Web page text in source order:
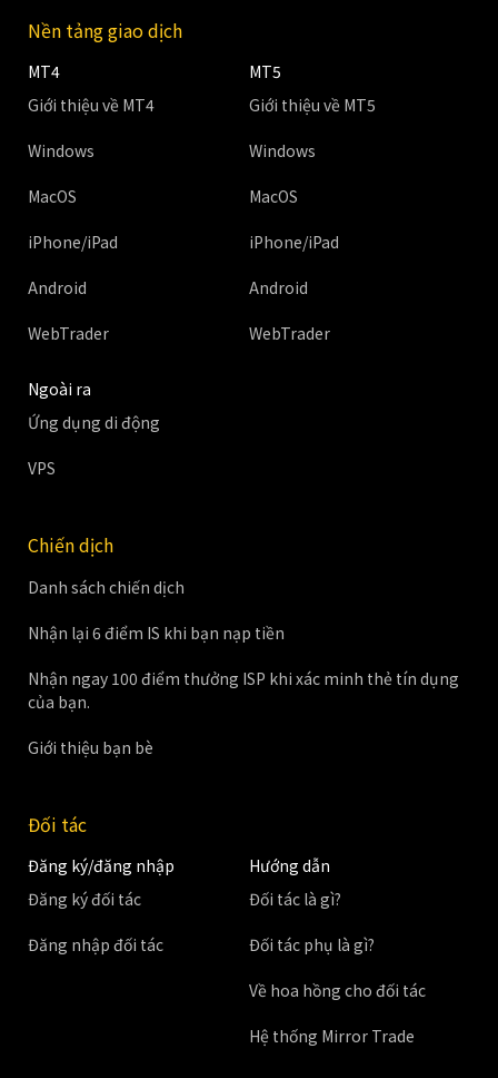
Nền tảng giao dịch
MT4
Giới thiệu về MT4
Windows
MacOS
iPhone/iPad
Android
WebTrader
MT5
Giới thiệu về MT5
Windows
MacOS
iPhone/iPad
Android
WebTrader
Ngoài ra
Ứng dụng di động
VPS
Chiến dịch
Danh sách chiến dịch
Nhận lại 6 điểm IS khi bạn nạp tiền
Nhận ngay 100 điểm thưởng ISP khi xác minh thẻ tín dụng
của bạn.
Giới thiệu bạn bè
Đối tác
Đăng ký/đăng nhập
Đăng ký đối tác
Đăng nhập đối tác
Hướng dẫn
Đối tác là gì?
Đối tác phụ là gì?
Về hoa hồng cho đối tác
Hệ thống Mirror Trade